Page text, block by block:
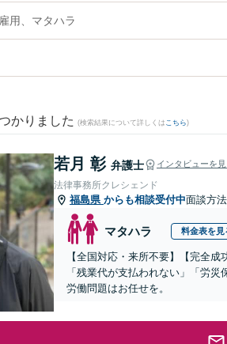
用、マタハラ
かりました (検索結果について詳しくは こちら)
若月 彰 弁護士 インタビューを見
法律事務所クレシェンド
福島県 からも相談受付中面談方
マタハラ 料金表を見
【全国対応・来所不要】【完全
「残業代が支払われない」「労
労働問題はお任せを。